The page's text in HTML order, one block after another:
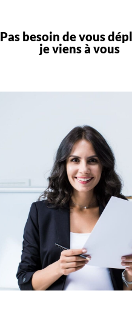
Pas besoin de vous
je viens à vous